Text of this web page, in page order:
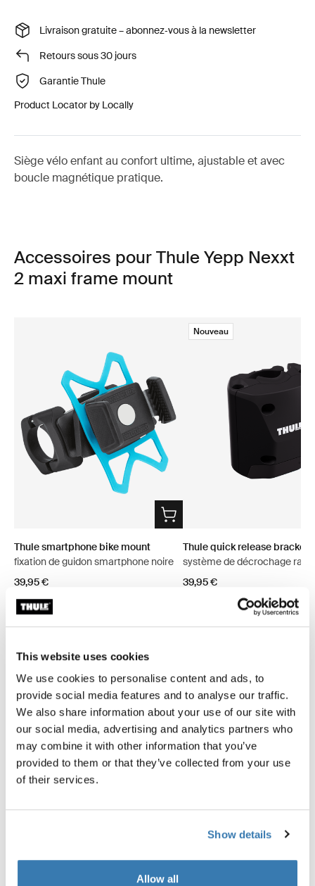
This website uses cookies
We use cookies to personalise content and ads, to
provide social media features and to analyse our traffic.
We also share information about your use of our site with
our social media, advertising and analytics partners who
may combine it with other information that you’ve
provided to them or that they’ve collected from your use
of their services.
Show details
Allow all
Livraison gratuite – abonnez‑vous à la newsletter
Retours sous 30 jours
Garantie Thule
Product Locator by Locally
Siège vélo enfant au confort ultime, ajustable et avec
boucle magnétique pratique.
Accessoires pour Thule Yepp Nexxt
2 maxi frame mount
Thule smartphone bike mount
fixation de guidon smartphone noire
39,95 €
Nouveau
Thule quick release bracket
système de décrochage
39,95 €
Toggle overview
Description du produit
Toggle features
Toutes les caractéristiques
Caractéristiques techniques
Commentaires